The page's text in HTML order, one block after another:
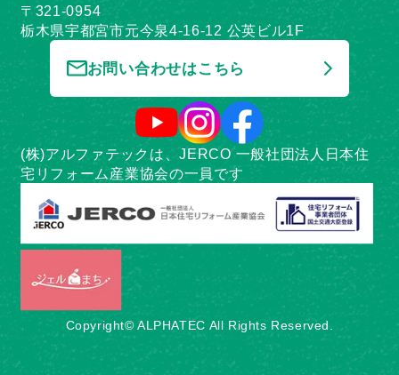
〒321-0954
栃木県宇都宮市元今泉4-16-12 公英ビル1F
お問い合わせはこちら
(株)アルファテックは、JERCO 一般社団法人日本住
宅リフォーム産業協会の一員です
Copyright© ALPHATEC All Rights Reserved.